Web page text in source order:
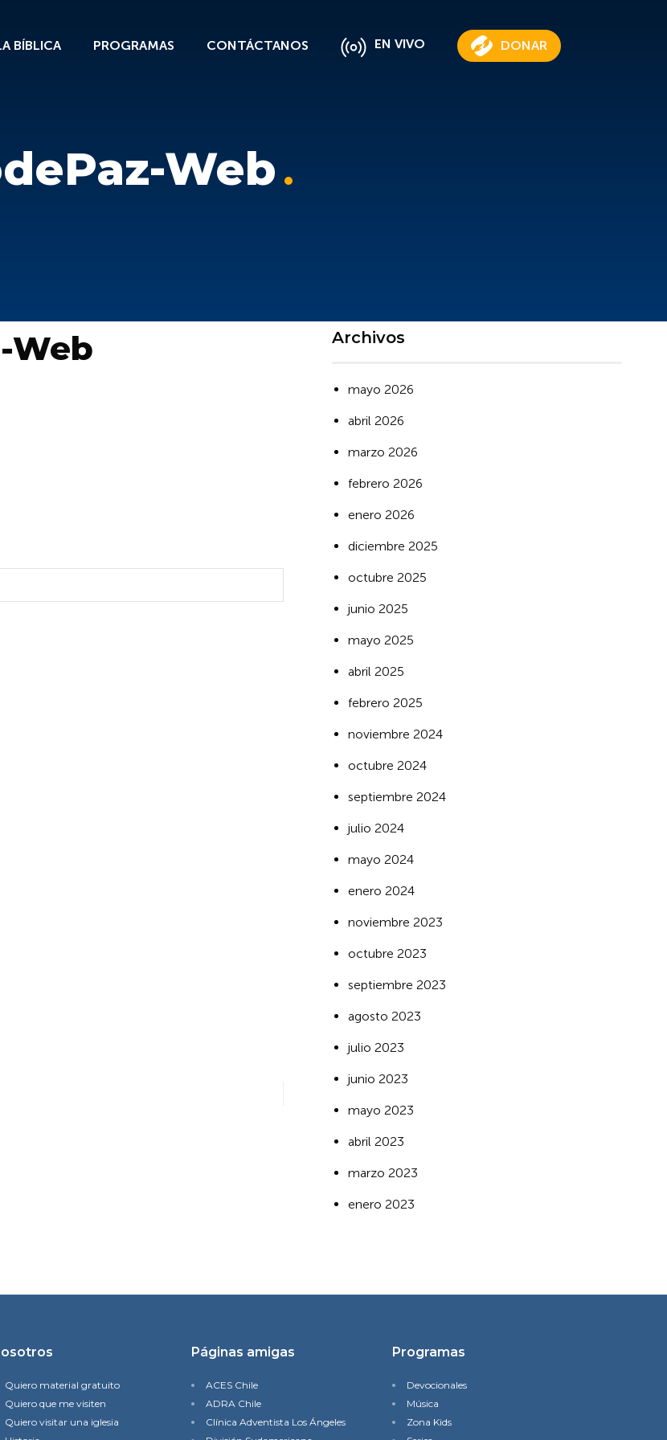
BÍBLICA PROGRAMAS CONTÁCTANOS EN VIVO DONAR
Web
Web Archivos
mayo 2026
abril 2026
marzo 2026
febrero 2026
enero 2026
diciembre 2025
octubre 2025
junio 2025
mayo 2025
abril 2025
febrero 2025
noviembre 2024
octubre 2024
septiembre 2024
julio 2024
mayo 2024
enero 2024
noviembre 2023
octubre 2023
septiembre 2023
agosto 2023
julio 2023
junio 2023
mayo 2023
abril 2023
marzo 2023
enero 2023
Quiero material gratuito
Quiero que me visiten
Quiero visitar una iglesia
Páginas amigas
ACES Chile
ADRA Chile
Clínica Adventista Los Ángeles
Programas
Devocionales
Música
Zona Kids